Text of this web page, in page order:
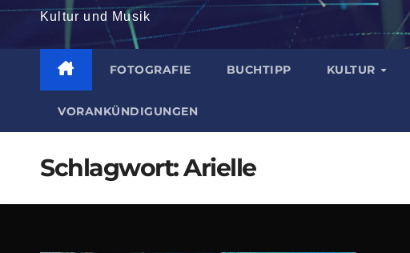
Kultur und Musik
FOTOGRAFIE BUCHTIPP KULTUR
VORANKÜNDIGUNGEN
Schlagwort:Arielle